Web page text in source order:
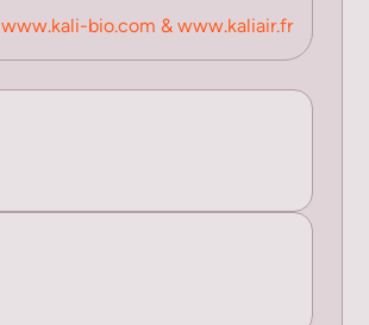
www.kali-bio.com & www.kaliair.fr